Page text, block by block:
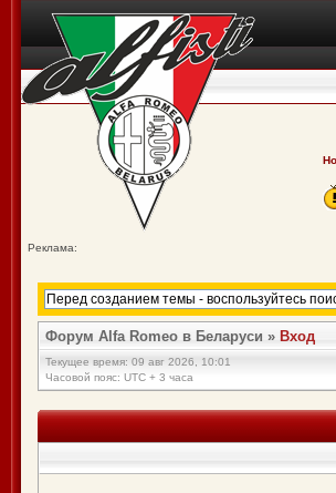
Реклама:
Форум Alfa Romeo в Беларуси » Вход
Текущее время: 09 авг 2026, 10:01
Часовой пояс: UTC + 3 часа